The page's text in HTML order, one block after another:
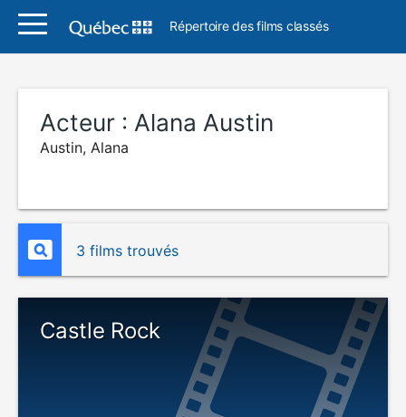
Répertoire des films classés
Acteur : Alana Austin
Austin, Alana
3 films trouvés
Castle Rock